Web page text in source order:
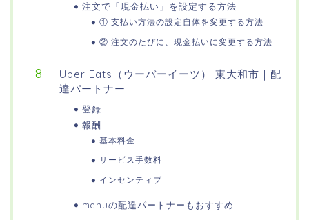
注文で「現金払い」を設定する方法
① 支払い方法の設定自体を変更する方法
② 注文のたびに、現金払いに変更する方法
Uber Eats（ウーバーイーツ） 東大和市｜配
達パートナー
登録
報酬
基本料金
サービス手数料
インセンティブ
menuの配達パートナーもおすすめ